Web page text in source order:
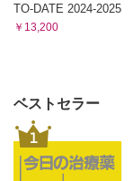
TO-DATE 2024-2025
￥13,200
ベストセラー
1